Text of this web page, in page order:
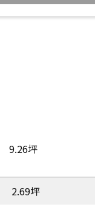
9.26坪
2.69坪